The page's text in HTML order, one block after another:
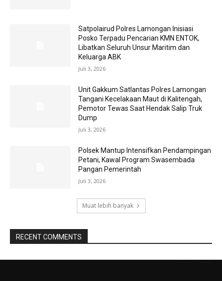
Satpolairud Polres Lamongan Inisiasi
Posko Terpadu Pencarian KMN ENTOK,
Libatkan Seluruh Unsur Maritim dan
Keluarga ABK
Juli 3, 2026
Unit Gakkum Satlantas Polres Lamongan
Tangani Kecelakaan Maut di Kalitengah,
Pemotor Tewas Saat Hendak Salip Truk
Dump
Juli 3, 2026
Polsek Mantup Intensifkan Pendampingan
Petani, Kawal Program Swasembada
Pangan Pemerintah
Juli 3, 2026
Muat lebih banyak
RECENT COMMENTS